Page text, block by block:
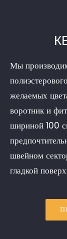
Мы
желаемых
воротник и
шириной 100
швейном
гладкой